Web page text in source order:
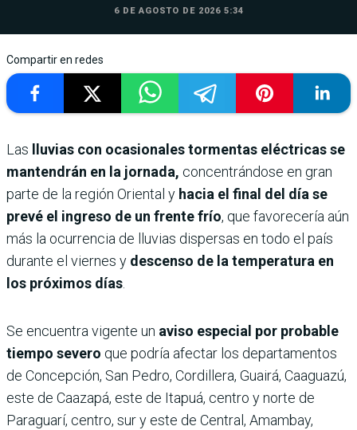
6 DE AGOSTO DE 2026 5:34
Compartir en redes
Las
lluvias con ocasionales tormentas eléctricas se
mantendrán en la jornada, concentrándose en gran
parte de la región Oriental y hacia el final del día se
prevé el ingreso de un frente frío, que favorecería aún
más la ocurrencia de lluvias dispersas en todo el país
durante el viernes y descenso de la temperatura en
los próximos días.
Se encuentra vigente un aviso especial por probable
tiempo severo que podría afectar los departamentos
de Concepción, San Pedro, Cordillera, Guairá, Caaguazú,
este de Caazapá, este de Itapuá, centro y norte de
Paraguarí, centro, sur y este de Central, Amambay,